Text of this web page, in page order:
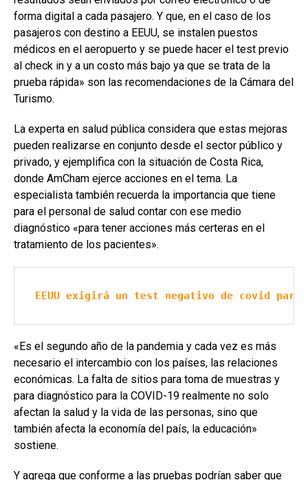
forma digital a cada pasajero. Y que, en el caso de los
pasajeros con destino a EEUU, se instalen puestos
médicos en el aeropuerto y se puede hacer el test previo
al check in y a un costo más bajo ya que se trata de la
prueba rápida» son las recomendaciones de la Cámara del
Turismo.
La experta en salud pública considera que estas mejoras
pueden realizarse en conjunto desde el sector público y
privado, y ejemplifica con la situación de Costa Rica,
donde AmCham ejerce acciones en el tema. La
especialista también recuerda la importancia que tiene
para el personal de salud contar con ese medio
diagnóstico «para tener acciones más certeras en el
tratamiento de los pacientes».
EEUU exigirá un test negativo de covid
«Es el segundo año de la pandemia y cada vez es más
necesario el intercambio con los países, las relaciones
económicas. La falta de sitios para toma de muestras y
para diagnóstico para la COVID-19 realmente no solo
afectan la salud y la vida de las personas, sino que
también afecta la economía del país, la educación»
sostiene.
Y agrega que conforme a las pruebas podrían saber que